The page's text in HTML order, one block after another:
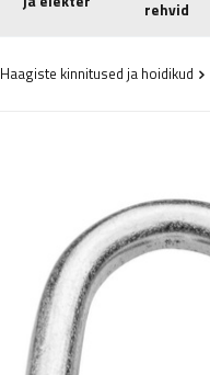
rehvid
Haagiste kinnitused ja hoidikud